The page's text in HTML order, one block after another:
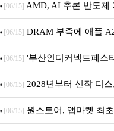
[06/15] AMD, AI 추론 반도체
[06/15] DRAM 부족에 애플
퍼 대기
[06/15] '부산인디커넥트페스
개막... 22일간 진행
[06/15] 2028년부터 신작 디
문 추가
[06/15] 원스토어, 앱마켓 최